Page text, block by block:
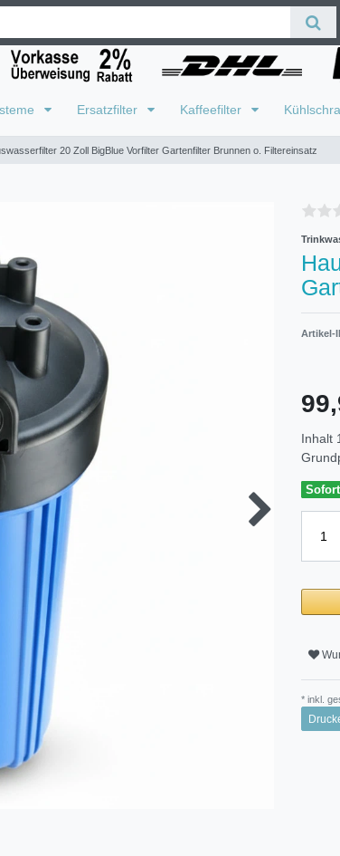
Ersatzfilter Kaffeefilter
20 Zoll BigBlue Vorfilter Gartenfilter Brunnen o. Filtereinsatz
Artikel-
Inhalt 1
* inkl.